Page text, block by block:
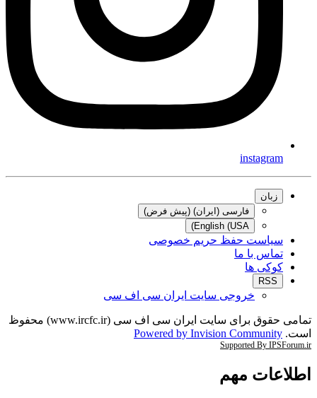
instagram
زبان
فارسی (ایران) (پیش فرض)
English (USA)
سیاست حفظ حریم خصوصی
تماس با ما
کوکی ها
RSS
خروجی سایت ایران سی اف سی
تمامی حقوق برای سایت ایران سی اف سی (www.ircfc.ir) محفوظ
است. Powered by Invision Community
Supported By IPSForum.ir
اطلاعات مهم